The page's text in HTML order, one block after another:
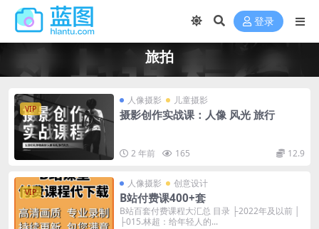
登录
旅拍
VIP
人像摄影 儿童摄影
摄影创作实战课：人像 风光 旅行
2 年前 165 12.9
VIP
人像摄影 创意设计
B站付费课400+套
B站百套付费课程大汇总 目录 ├2022年及以前 │
├015.林超：给年轻人的...